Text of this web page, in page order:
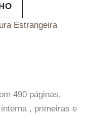
Estrangeira
490 páginas,
, primeiras e